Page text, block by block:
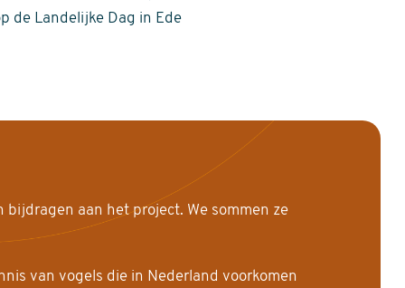
de Landelijke Dag in Ede
aan het project. We sommen ze
van vogels die in Nederland voorkomen